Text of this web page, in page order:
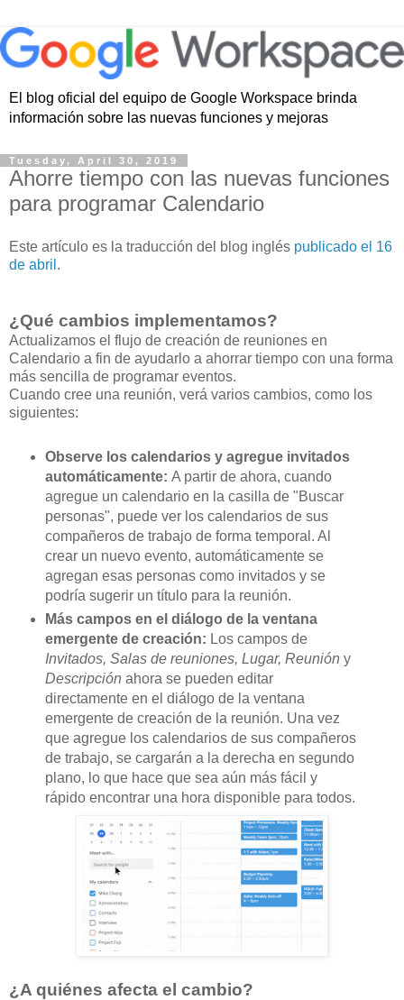
El blog oficial del equipo de Google Workspace brinda
información sobre las nuevas funciones y mejoras
Tuesday, April 30, 2019
Ahorre tiempo con las nuevas funciones
para programar Calendario
Este artículo es la traducción del blog inglés publicado el 16
de abril .
¿Qué cambios implementamos?
Actualizamos el flujo de creación de reuniones en
Calendario a fin de ayudarlo a ahorrar tiempo con una forma
más sencilla de programar eventos.
Cuando cree una reunión, verá varios cambios, como los
siguientes:
Observe los calendarios y agregue invitados
automáticamente: A partir de ahora, cuando
agregue un calendario en la casilla de "Buscar
personas", puede ver los calendarios de sus
compañeros de trabajo de forma temporal. Al
crear un nuevo evento, automáticamente se
agregan esas personas como invitados y se
podría sugerir un título para la reunión.
Más campos en el diálogo de la ventana
emergente de creación: Los campos de
Invitados, Salas de reuniones, Lugar, Reunión y
Descripción ahora se pueden editar
directamente en el diálogo de la ventana
emergente de creación de la reunión. Una vez
que agregue los calendarios de sus compañeros
de trabajo, se cargarán a la derecha en segundo
plano, lo que hace que sea aún más fácil y
rápido encontrar una hora disponible para todos.
¿A quiénes afecta el cambio?